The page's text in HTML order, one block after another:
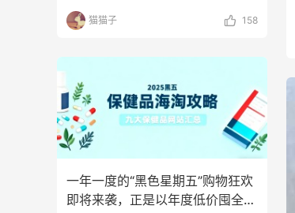
没胃口，换了好
猫猫子 158
一年一度的“黑色星期五”购物狂欢
即将来袭，正是以年度低价囤全球